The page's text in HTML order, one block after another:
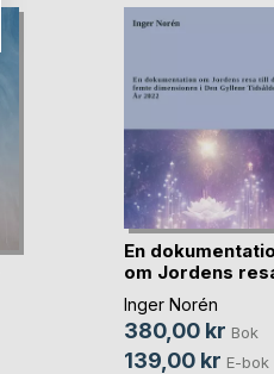
En
om Jordens
t(...)
Inger Norén
380,00 kr Bok
139,00 kr E-bok